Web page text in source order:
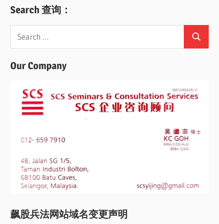
Search 查询：
Search
for:
Search
Our Company
飙股兵法网站域名变更声明